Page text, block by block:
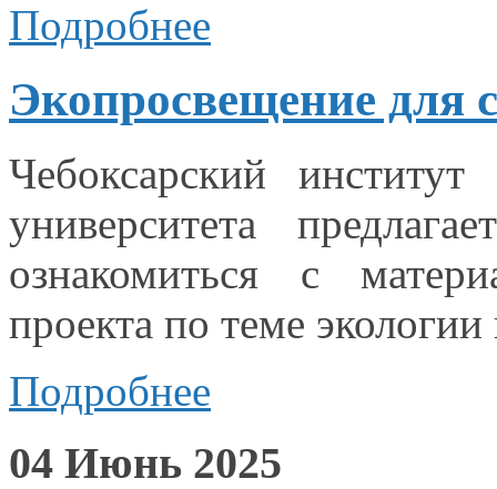
Подробнее
Экопросвещение для
Чебоксарский
университета
ознакомиться с
проекта по теме экологии
Подробнее
04 Июнь 2025